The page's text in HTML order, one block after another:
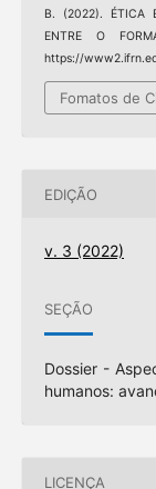
B. (2022). ÉTICA
ENTRE O
https://
Fomatos de
EDIÇÃO
v. 3 (2022)
SEÇÃO
Dossier -
humanos:
LICENÇA